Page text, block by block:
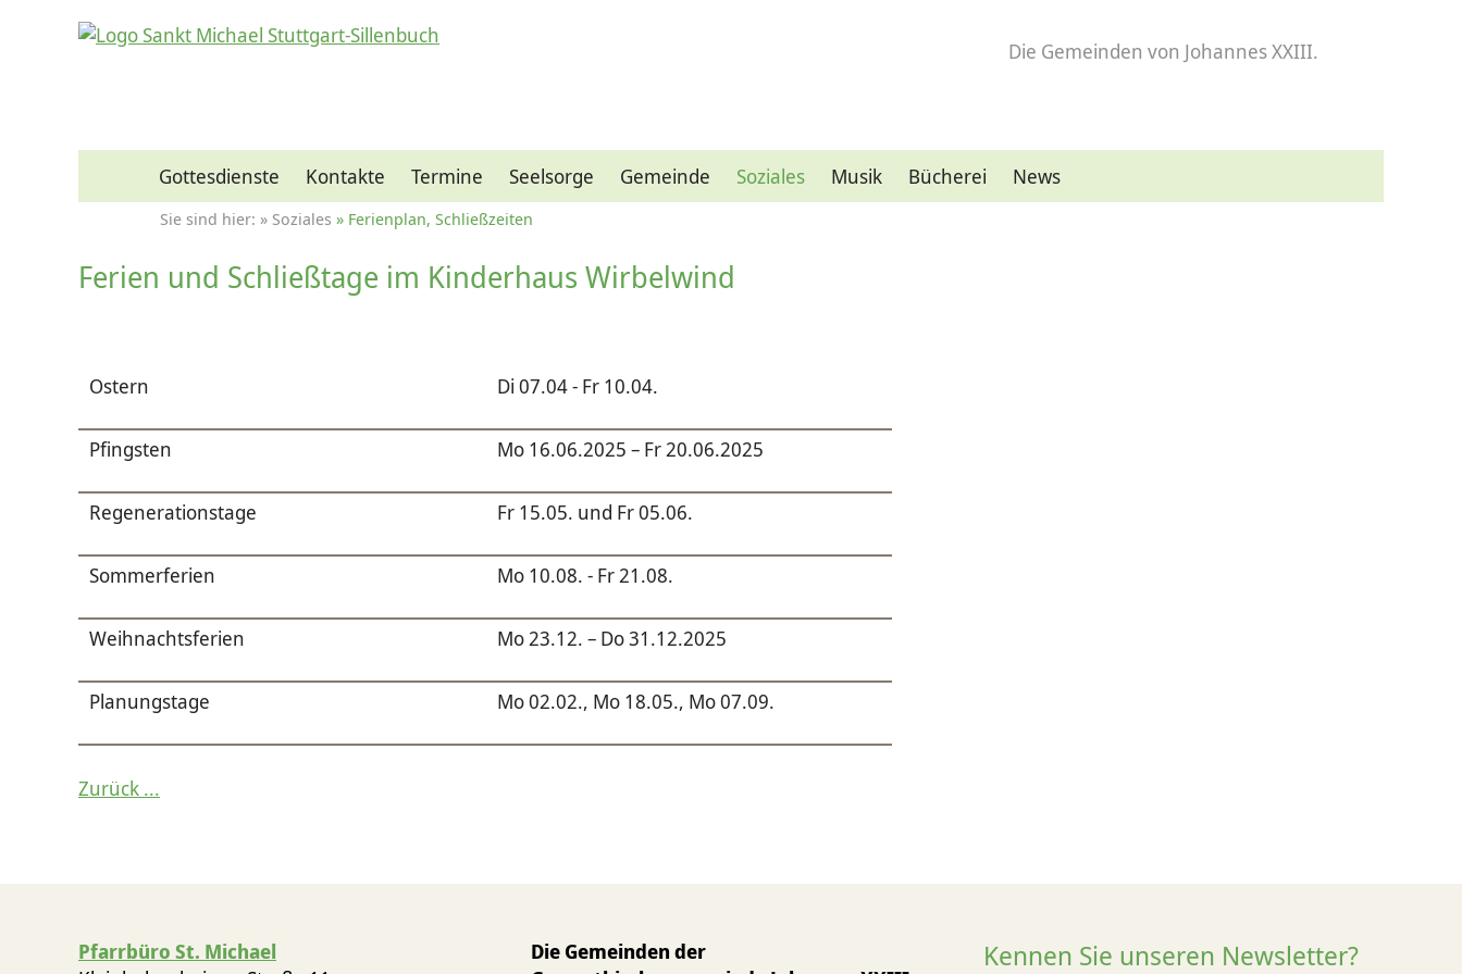
Die Gemeinden von Johannes XXIII.
Gottesdienste Kontakte Termine Seelsorge Gemeinde Soziales Musik Bücherei News
Soziales Ferienplan, Schließzeiten
Ferien und Schließtage im Kinderhaus Wirbelwind
Ostern Di 07.04 - Fr 10.04.
Pfingsten Mo 16.06.2025 – Fr 20.06.2025
Regenerationstage Fr 15.05. und Fr 05.06.
Sommerferien Mo 10.08. - Fr 21.08.
Weihnachtsferien Mo 23.12. – Do 31.12.2025
Planungstage Mo 02.02., Mo 18.05., Mo 07.09.
Zurück ...
Pfarrbüro St. Michael
Die Gemeinden der
Kennen Sie unseren Newsletter?